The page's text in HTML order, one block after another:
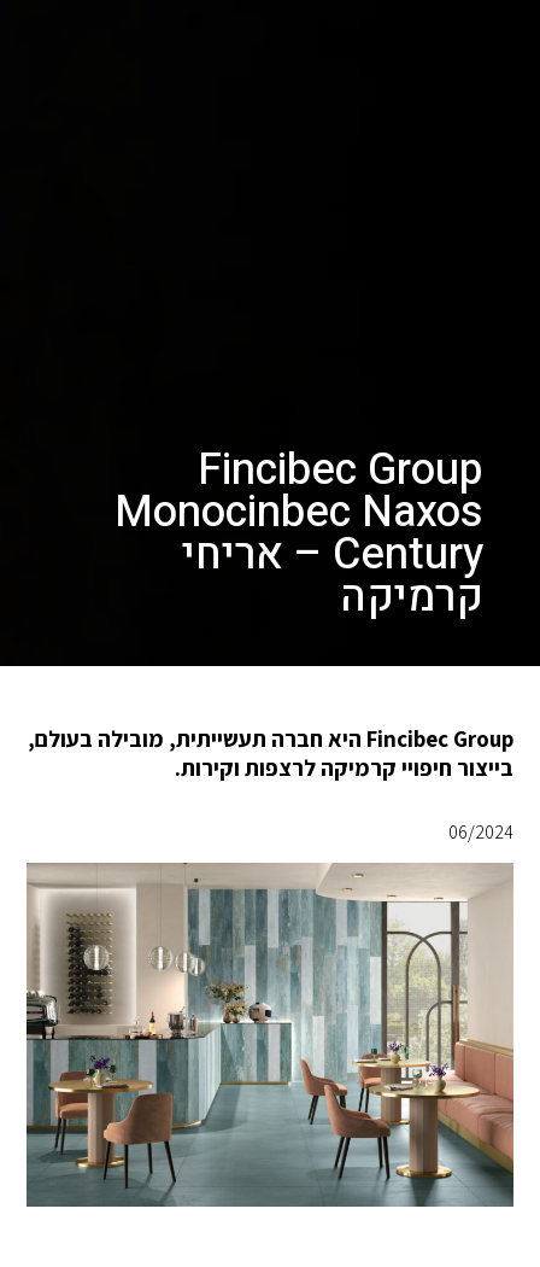
Fincibec Group
Monocinbec Naxos
Century – אריחי
קרמיקה
Fincibec Group היא חברה תעשייתית, מובילה בעולם,
בייצור חיפויי קרמיקה לרצפות וקירות.
06/2024